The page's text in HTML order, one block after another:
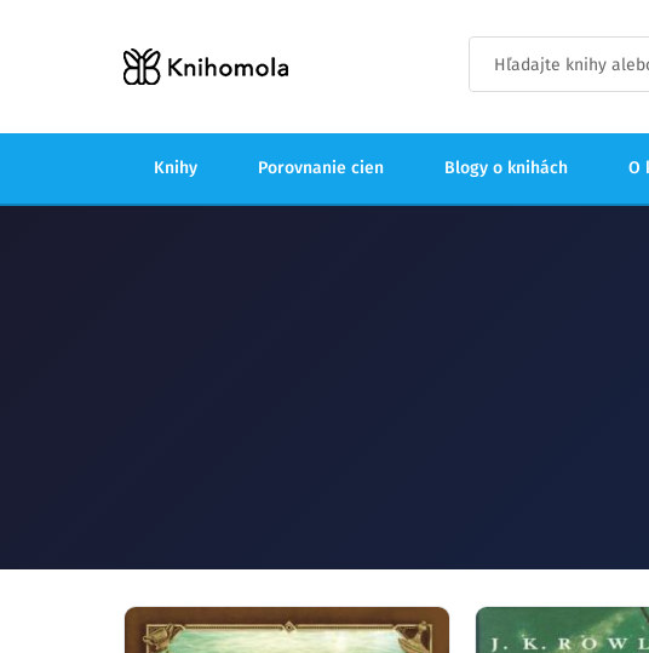
Knihy Porovnanie cien Blogy o knihách O